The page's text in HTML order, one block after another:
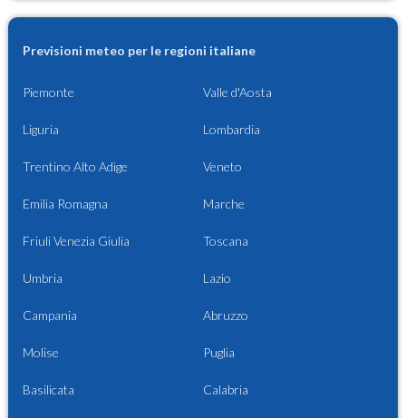
Previsioni meteo per le regioni italiane
Piemonte Valle d'Aosta
Liguria Lombardia
Trentino Alto Adige Veneto
Emilia Romagna Marche
Friuli Venezia Giulia Toscana
Umbria Lazio
Campania Abruzzo
Molise Puglia
Basilicata Calabria